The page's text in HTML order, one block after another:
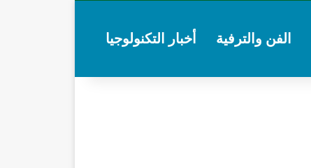
الفن والترفية أخبار التكنولوجيا